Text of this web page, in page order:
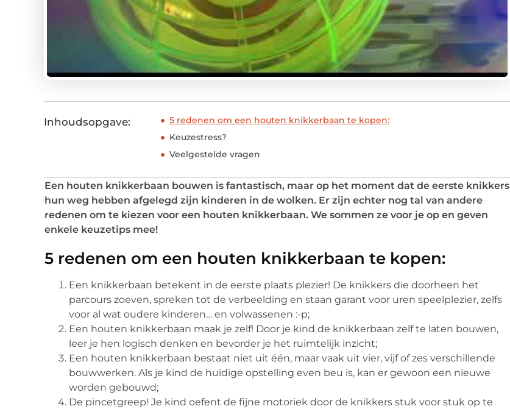
Inhoudsopgave:
5 redenen om een houten knikkerbaan te kopen:
Keuzestress?
Veelgestelde vragen
Een houten knikkerbaan bouwen is fantastisch, maar op het moment dat de eerste knikkers
hun weg hebben afgelegd zijn kinderen in de wolken. Er zijn echter nog tal van andere
redenen om te kiezen voor een houten knikkerbaan. We sommen ze voor je op en geven
enkele keuzetips mee!
5 redenen om een houten knikkerbaan te kopen:
Een knikkerbaan betekent in de eerste plaats plezier! De knikkers die doorheen het
parcours zoeven, spreken tot de verbeelding en staan garant voor uren speelplezier, zelfs
voor al wat oudere kinderen… en volwassenen :-p;
Een houten knikkerbaan maak je zelf! Door je kind de knikkerbaan zelf te laten bouwen,
leer je hen logisch denken en bevorder je het ruimtelijk inzicht;
Een houten knikkerbaan bestaat niet uit één, maar vaak uit vier, vijf of zes verschillende
bouwwerken. Als je kind de huidige opstelling even beu is, kan er gewoon een nieuwe
worden gebouwd;
De pincetgreep! Je kind oefent de fijne motoriek door de knikkers stuk voor stuk op te